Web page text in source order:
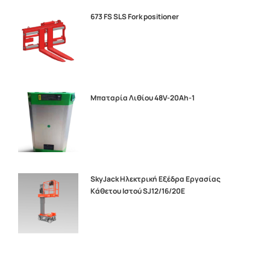
673 FS SLS Fork positioner
Μπαταρία Λιθίου 48V-20Ah-1
SkyJack Ηλεκτρική Eξέδρα Εργασίας
Κάθετου Ιστού SJ12/16/20E